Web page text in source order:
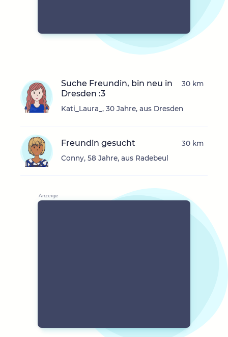
Suche Freundin, bin neu in
Dresden :3
Kati_Laura_, 30 Jahre, aus Dresden
30 km
Freundin gesucht
Conny, 58 Jahre, aus Radebeul
30 km